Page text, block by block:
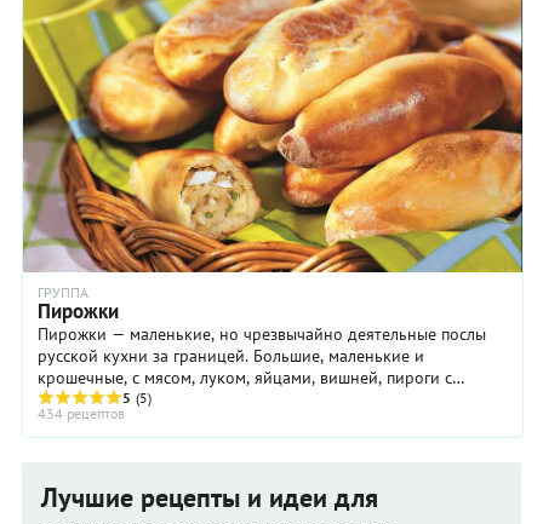
сравнить. Имейте в виду, что большое значение для
отличного результата имеют специи, поэтому постарайтесь
найти на рынке хороший имеретинский шафран и
действительно ароматную кинзу. И тогда сациви из
домашней курицы можно будет с гордостью подать не
только на повседневный, но и на праздничный стол!
ГРУППА
Пирожки
Пирожки — маленькие, но чрезвычайно деятельные послы
русской кухни за границей. Большие, маленькие и
крошечные, с мясом, луком, яйцами, вишней, пироги с
творогом, пирожки с грибами и пирожочки с ...
5 (5)
434 рецептов
Лучшие рецепты и идеи для